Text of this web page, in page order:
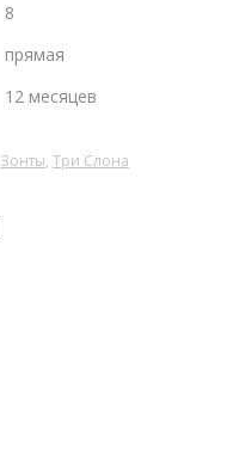
8
прямая
12 месяцев
Зонты, Три Слона